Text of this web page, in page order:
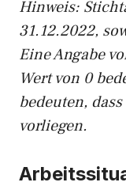
Hinweis:
31.12.2022,
Eine Angabe
Wert von 0
bedeuten,
vorliegen.